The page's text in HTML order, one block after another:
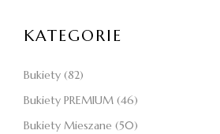
KATEGORIE
Bukiety (82)
Bukiety PREMIUM (46)
Bukiety Mieszane (50)